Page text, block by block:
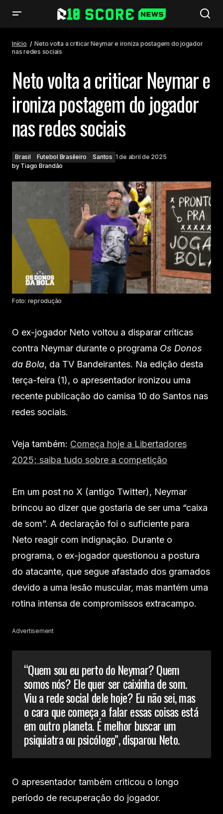
sociais
Início
Neto volta a criticar Neymar e ironiza postagem do jogador
nas redes sociais
Neto volta a criticar Neymar e
ironiza postagem do jogador
nas redes sociais
Brasil Futebol Brasileiro Santos 1 de abril de 2025
by Tiago Brandão
Foto: reprodução
O ex-jogador Neto voltou a disparar críticas
contra Neymar durante o programa Os Donos
da Bola, da TV Bandeirantes. Na edição desta
terça-feira (1), o apresentador ironizou uma
recente publicação do camisa 10 do Santos nas
redes sociais.
Veja também: Começa hoje a Libertadores
2025; saiba tudo sobre a competição
Em um post no X (antigo Twitter), Neymar
brincou ao dizer que gostaria de ser uma “caixa
de som”. A declaração foi o suficiente para
Neto reagir com indignação. Durante o
programa, o ex-jogador questionou a postura
do atacante, que segue afastado dos gramados
devido a uma lesão muscular, mas mantém uma
rotina intensa de compromissos extracampo.
Advertisement
“Quem sou eu perto do Neymar? Quem
somos nós? Ele quer ser caixinha de som.
Viu a rede social dele hoje? Eu não sei, mas
o cara que começa a falar essas coisas está
em outro planeta. É melhor buscar um
psiquiatra ou psicólogo”, disparou Neto.
O apresentador também criticou o longo
período de recuperação do jogador.